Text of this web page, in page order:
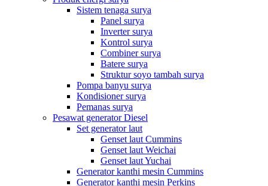
Sistem tenaga surya
Panel surya
Inverter surya
Kontrol surya
Combiner surya
Batere surya
Struktur soyo tambah surya
Pompa banyu surya
Kondisioner surya
Pemanas surya
Pesawat generator Diesel
Set generator laut
Genset laut Cummins
Genset laut Weichai
Genset laut Yuchai
Generator kanthi mesin Cummins
Generator kanthi mesin Perkins